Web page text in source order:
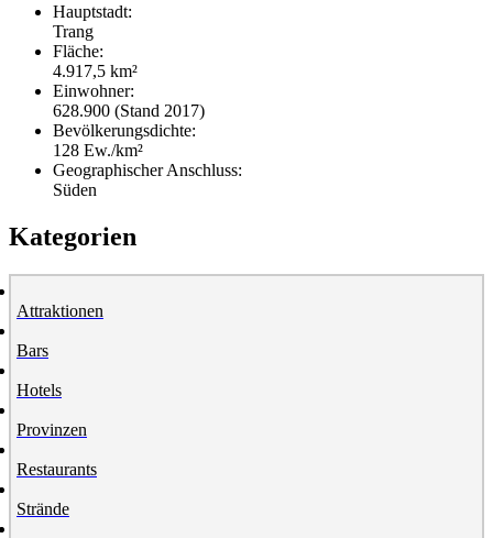
Hauptstadt:
Trang
Fläche:
4.917,5 km²
Einwohner:
628.900 (Stand 2017)
Bevölkerungsdichte:
128 Ew./km²
Geographischer Anschluss:
Süden
Kategorien
Attraktionen
Bars
Hotels
Provinzen
Restaurants
Strände